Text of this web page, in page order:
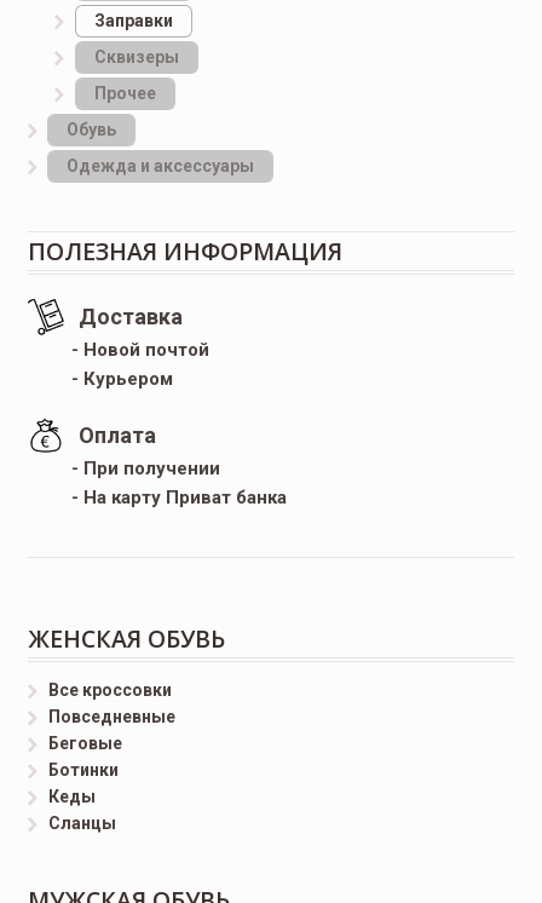
Заправки
Сквизеры
Прочее
Обувь
Одежда и аксессуары
ПОЛЕЗНАЯ ИНФОРМАЦИЯ
Доставка
- Новой почтой
- Курьером
Оплата
- При получении
- На карту Приват банка
ЖЕНСКАЯ ОБУВЬ
Все кроссовки
Повседневные
Беговые
Ботинки
Кеды
Сланцы